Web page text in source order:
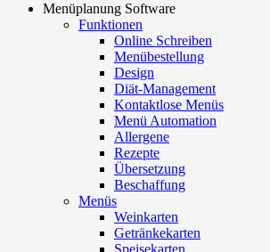
navigation
Menüplanung Software
Funktionen
Online Schreiben
Menübestellung
Design
Diät-Management
Kontaktlose Menüs
Menü Automation
Allergene
Rezepte
Übersetzung
Beschaffung
Menüs
Weinkarten
Getränkekarten